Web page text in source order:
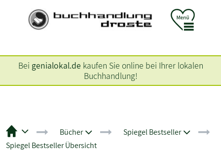
Bei genialokal.de kaufen Sie online bei Ihrer lokalen
Buchhandlung!
Bücher
Spiegel Bestseller
Spiegel Bestseller Übersicht